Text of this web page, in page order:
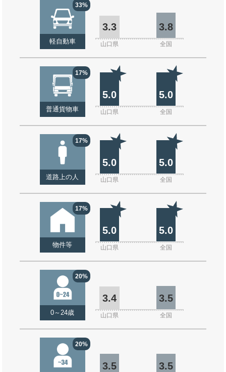
33%
軽自動車
3.3 3.8
山口県 全国
17%
普通貨物車
5.0 5.0
山口県 全国
17%
道路上の人
5.0 5.0
山口県 全国
17%
物件等
5.0 5.0
山口県 全国
20%
0～24歳
3.4 3.5
山口県 全国
20%
3.5 3.5